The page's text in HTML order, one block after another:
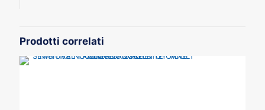
Prodotti correlati